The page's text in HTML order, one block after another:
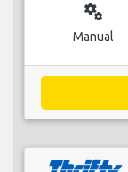
miscellaneous_services
Manual